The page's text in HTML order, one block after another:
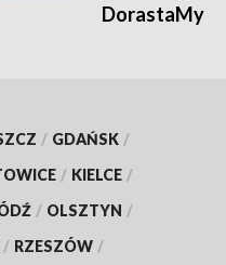
DorastaMy
/ GDAŃSK /
/ KIELCE /
/ OLSZTYN /
/ RZESZÓW /